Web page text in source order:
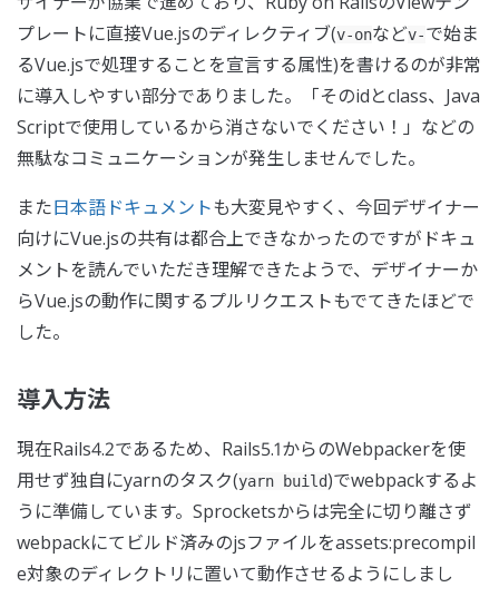
プレートに直接Vue.jsのディレクティブ(v-onなどv-で始ま
るVue.jsで処理することを宣言する属性)を書けるのが非常
に導入しやすい部分でありました。「そのidとclass、Java
Scriptで使用しているから消さないでください！」などの
無駄なコミュニケーションが発生しませんでした。
また日本語ドキュメントも大変見やすく、今回デザイナー
向けにVue.jsの共有は都合上できなかったのですがドキュ
メントを読んでいただき理解できたようで、デザイナーか
らVue.jsの動作に関するプルリクエストもでてきたほどで
した。
導入方法
現在Rails4.2であるため、Rails5.1からのWebpackerを使
用せず独自にyarnのタスク(yarn build)でwebpackするよ
うに準備しています。Sprocketsからは完全に切り離さず
webpackにてビルド済みのjsファイルをassets:precompil
e対象のディレクトリに置いて動作させるようにしまし